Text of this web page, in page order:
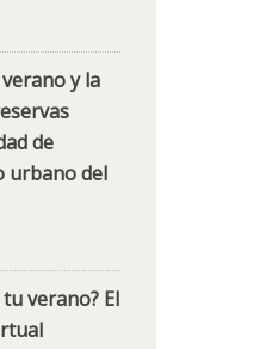
y la
de
urbano del
verano? El